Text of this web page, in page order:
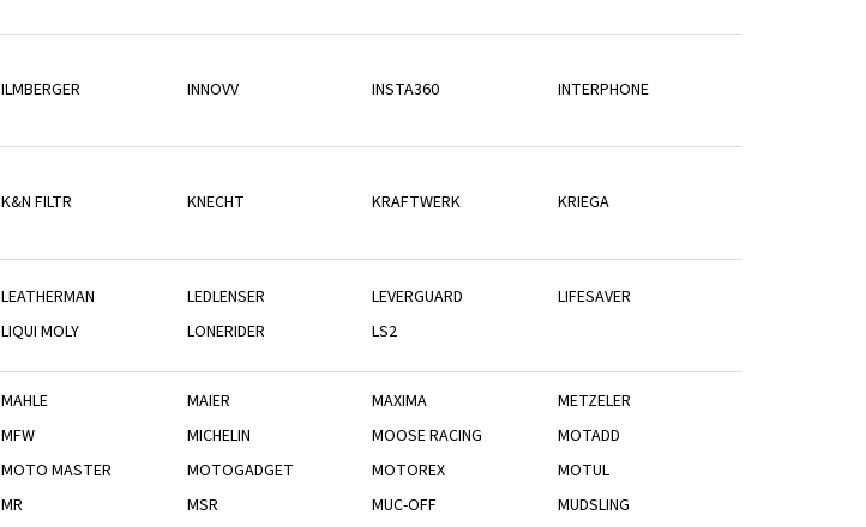
ILMBERGER INNOVV INSTA360 INTERPHONE
K&N FILTR KNECHT KRAFTWERK KRIEGA
LEATHERMAN LEDLENSER LEVERGUARD
LIFESAVER
LIQUI MOLY
LONERIDER LS2
MAHLE MAIER MAXIMA
METZELER
MFW
MICHELIN MOOSE RACING
MOTADD
MOTO MASTER
MOTOGADGET MOTOREX
MOTUL
MR
MSR MUC-OFF
MUDSLING